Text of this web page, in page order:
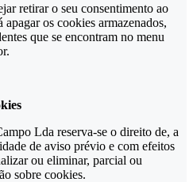
retirar o seu consentimento ao
os cookies armazenados,
que se encontram no menu
Lda reserva-se o direito de, a
de aviso prévio e com efeitos
ou eliminar, parcial ou
sobre cookies.